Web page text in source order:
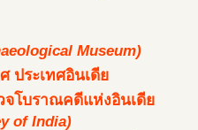
Museum)
ประเทศอินเดีย
โบราณคดีแห่งอินเดีย
of India)